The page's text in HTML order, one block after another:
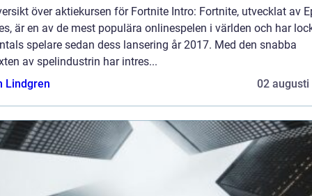
över aktiekursen för Fortnite Intro: Fortnite, utvecklat av
är en av de mest populära onlinespelen i världen och har
spelare sedan dess lansering år 2017. Med den snabba
av spelindustrin har intres...
Lindgren
02 augusti